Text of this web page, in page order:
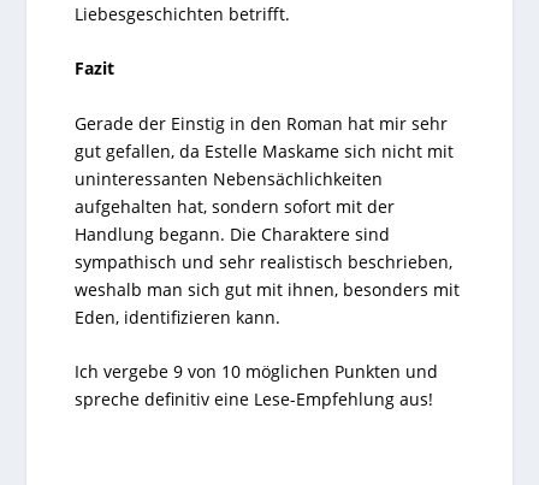
Liebesgeschichten betrifft.
Fazit
Gerade der Einstig in den Roman hat mir sehr
gut gefallen, da Estelle Maskame sich nicht mit
uninteressanten Nebensächlichkeiten
aufgehalten hat, sondern sofort mit der
Handlung begann. Die Charaktere sind
sympathisch und sehr realistisch beschrieben,
weshalb man sich gut mit ihnen, besonders mit
Eden, identifizieren kann.
Ich vergebe 9 von 10 möglichen Punkten und
spreche definitiv eine Lese-Empfehlung aus!